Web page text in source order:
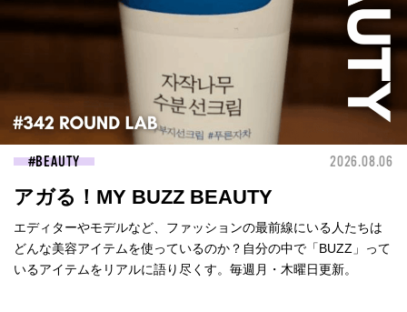
BEAUTY 2026.08.06
アガる！MY BUZZ BEAUTY
エディターやモデルなど、ファッションの最前線にいる人たちは
どんな美容アイテムを使っているのか？自分の中で「BUZZ」って
いるアイテムをリアルに語り尽くす。毎週月・木曜日更新。